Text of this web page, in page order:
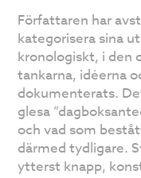
Författaren har
kategorisera sina
kronologiskt, i den
tankarna, idéerna
dokumenterats.
glesa
och vad som
därmed tydligare.
ytterst knapp,